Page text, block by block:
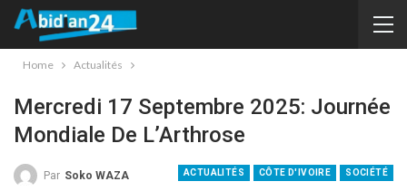
Home Actualités
Mercredi 17 Septembre 2025: Journée
Mondiale De L’Arthrose
ACTUALITÉS CÔTE D'IVOIRE SOCIÉTÉ
Par Soko WAZA